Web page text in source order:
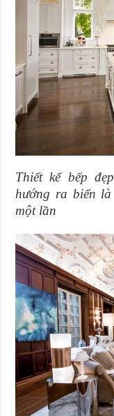
Thiết kế bếp
hướng ra biển
một lần